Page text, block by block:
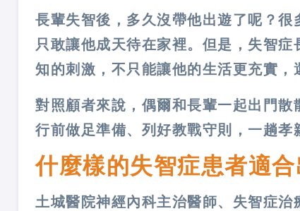
長輩失智後，多久沒帶他出遊了呢？很
只敢讓他成天待在家裡。但是，失智
知的刺激，不只能讓他的生活更充實，
對照顧者來說，偶爾和長輩一起出門
行前做足準備、列好教戰守則，一趟孝
什麼樣的失智症患者適合
土城醫院神經內科主治醫師、失智症